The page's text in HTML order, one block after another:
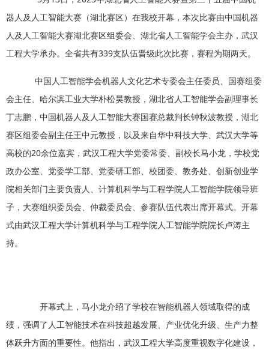
器人及人工智能大赛（湖北赛区）在我校开幕，本次比赛由中国机器
人及人工智能大赛湖北赛区组委会、湖北省人工智能学会主办，武汉
工程大学承办。全省共有339支队伍晋级此次比赛，赛程为期两天。
中国人工智能学会机器人文化艺术专委会主任委员、国赛组委
会主任、哈尔滨工业大学朴松昊教授，湖北省人工智能学会副理事长
丁志鹏，中国机器人及人工智能大赛国赛总裁判长钟秋波教授，湖北
赛区组委会副主任王中元教授，以及来自华中科技大学、武汉大学等
高校的20余位嘉宾，武汉工程大学党委常委、副校长马小龙，学校党
政办公室、党委学工部、党委研工部、校团委、教务处、创新创业学
院相关部门主要负责人、计算机科学与工程学院人工智能学院领导班
子，大赛组织委员会、仲裁委员会、参赛队伍代表出席开幕式。开幕
式由武汉工程大学计算机科学与工程学院人工智能学院院长卢涛主
持。
开幕式上，马小龙介绍了学校在智能机器人领域取得的成
绩，强调了人工智能技术在科技超越发展、产业优化升级、生产力整
体跃升方面的重要性。他指出，武汉工程大学高度重视数字化建设，